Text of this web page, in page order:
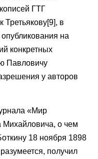
ГТГ
Третьякову[9], в
на
конкретных
Павловичу
у авторов
«Мир
Михайловича, о чем
18 ноября 1898
получил